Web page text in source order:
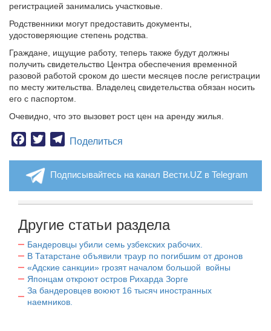
регистрацией занимались участковые.
Родственники могут предоставить документы,
удостоверяющие степень родства.
Граждане, ищущие работу, теперь также будут должны
получить свидетельство Центра обеспечения временной
разовой работой сроком до шести месяцев после регистрации
по месту жительства. Владелец свидетельства обязан носить
его с паспортом.
Очевидно, что это вызовет рост цен на аренду жилья.
Facebook
TwitterTelegram
Поделиться
Подписывайтесь на канал Вести.UZ в Telegram
Другие статьи раздела
Бандеровцы убили семь узбекских рабочих.
В Татарстане объявили траур по погибшим от дронов
«Адские санкции» грозят началом большой войны
Японцам откроют остров Рихарда Зорге
За бандеровцев воюют 16 тысяч иностранных
наемников.